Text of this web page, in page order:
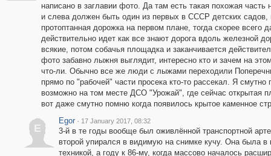
написано в заглавии фото. Да там есть такая похожая
и слева должен быть один из первых в СССР детских садов,
протоптанная дорожка на первом плане, тогда скорее всего
действительно идет как все знают дорога вдоль железной
всякие, потом собачья площадка и заканчивается
фото забавно лыжня выглядит, интересно кто и зачем на
что-ли. Обычно все же люди с лыжами переходили
прямо по "рабочей" части просека кто-то рассекал. Я
возможно на том месте ДСО "Урожай", где сейчас открытая
вот даже смутно помню когда появилось крытое каменное
E
Egor · 17 January 2017, 08:32
3-й в те годы вообще был оживлённой транспортной
второй упирался в видимую на снимке кучу. Она была
техникой, а году к 86-му, когда массово началось